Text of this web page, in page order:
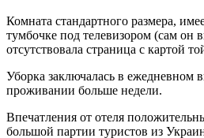
Комната стандартного размера,
тумбочке под телевизором (сам он
отсутствовала страница с картой
Уборка заключалась в ежедневном
проживании больше недели.
Впечатления от отеля
большой партии туристов из